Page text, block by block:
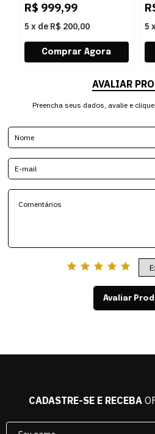
R$ 999,99
5 x de R$ 200,00 5 x
AVALIAR
Preencha seus dados, avalie e
Avaliar
CADASTRE-SE E RECEBA